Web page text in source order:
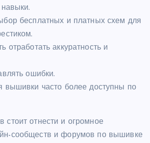
бесплатных и платных схем для
отработать аккуратность и
ошибки.
вышивки часто более доступны по
стоит отнести и огромное
сообществ и форумов по вышивке